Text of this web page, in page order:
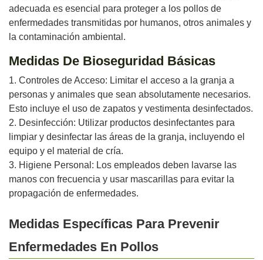
adecuada es esencial para proteger a los pollos de
enfermedades transmitidas por humanos, otros animales y
la contaminación ambiental.
Medidas De Bioseguridad Básicas
1. Controles de Acceso: Limitar el acceso a la granja a
personas y animales que sean absolutamente necesarios.
Esto incluye el uso de zapatos y vestimenta desinfectados.
2. Desinfección: Utilizar productos desinfectantes para
limpiar y desinfectar las áreas de la granja, incluyendo el
equipo y el material de cría.
3. Higiene Personal: Los empleados deben lavarse las
manos con frecuencia y usar mascarillas para evitar la
propagación de enfermedades.
Medidas Específicas Para Prevenir
Enfermedades En Pollos